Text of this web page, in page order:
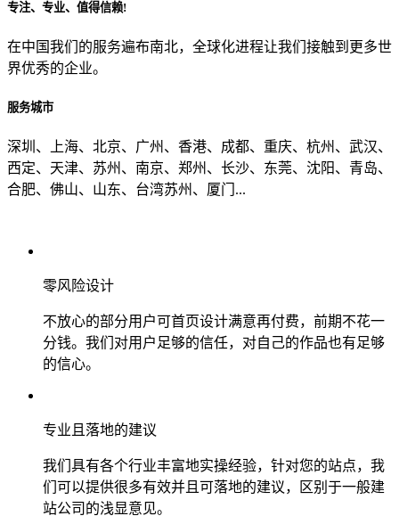
专注、专业、值得信赖!
在中国我们的服务遍布南北，全球化进程让我们接触到更多世
界优秀的企业。
服务城市
深圳、上海、北京、广州、香港、成都、重庆、杭州、武汉、
西定、天津、苏州、南京、郑州、长沙、东莞、沈阳、青岛、
合肥、佛山、山东、台湾苏州、厦门...
零风险设计
不放心的部分用户可首页设计满意再付费，前期不花一
分钱。我们对用户足够的信任，对自己的作品也有足够
的信心。
专业且落地的建议
我们具有各个行业丰富地实操经验，针对您的站点，我
们可以提供很多有效并且可落地的建议，区别于一般建
站公司的浅显意见。